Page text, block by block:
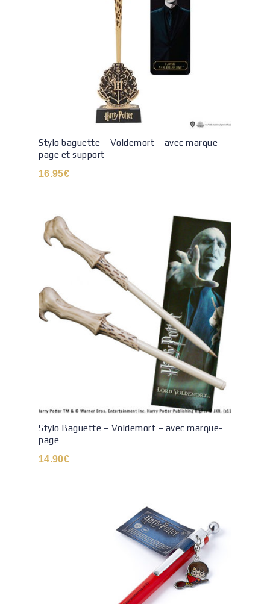
Stylo baguette – Voldemort – avec marque-
page et support
16.95€
Stylo Baguette – Voldemort – avec marque-
page
14.90€